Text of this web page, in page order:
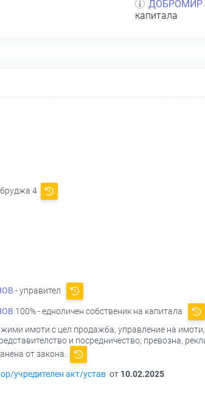
ДОБРОМИР
капитала
4
- управител
100% - едноличен собственик на капитала
имоти с цел продажба, управление на
и посредничество; превозна,
от закона.
учредителен акт/устав от 10.02.2025